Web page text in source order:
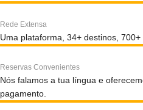
Rede Extensa
Uma plataforma, 34+ destinos,
Reservas Convenientes
Nós falamos a tua língua e
pagamento.